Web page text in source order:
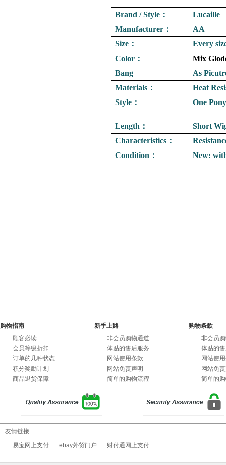
Brand / Style ：
Lucaille
Manufacturer ：
AA
Size ：
Every
Color ：
Mix
Bang
As
Materials ：
Heat
Style ： One
Length ：
Short
Characteristics ：
Condition ： New:
购物指南
顾客必读
会员等级折扣
订单的几种状态
积分奖励计划
商品退货保障
新手上路
非会员购物通道
体贴的售后服务
网站使用条款
网站免责声明
简单的购物流程
购物条款
非会员
体贴的
网站使
网站免
简单的
友情链接
易宝网上支付
ebay外贸门户 财付通网上支付